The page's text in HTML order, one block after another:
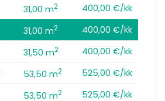
31,00 m2
400,00 €/kk
31,00 m2
400,00 €/kk
31,50 m2
400,00 €/kk
53,50 m2
525,00 €/kk
53,50 m2 525,00 €/kk